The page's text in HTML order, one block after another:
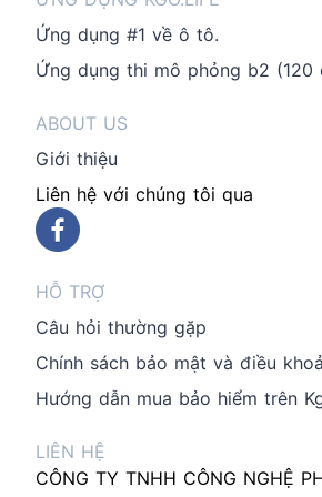
Ứng dụng #1 về ô tô.
Ứng dụng thi mô phỏng b2 (120
ABOUT US
Giới thiệu
Liên hệ với chúng tôi qua
HỖ TRỢ
Câu hỏi thường gặp
Chính sách bảo mật và điều
Hướng dẫn mua bảo hiểm trên
LIÊN HỆ
CÔNG TY TNHH CÔNG NGHỆ